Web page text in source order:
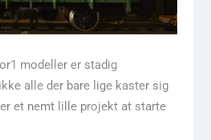
modeller er stadig
alle der bare lige kaster sig
et nemt lille projekt at starte